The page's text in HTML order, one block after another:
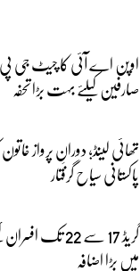
اوپن اے آئی کا چیٹ
صارفین کیلئے بہت بڑا تحفہ
تھائی لینڈ؛ دورانِ پرواز
پاکستانی سیاح گرفتار
گریڈ 17 سے 22
میں بڑا اضافہ